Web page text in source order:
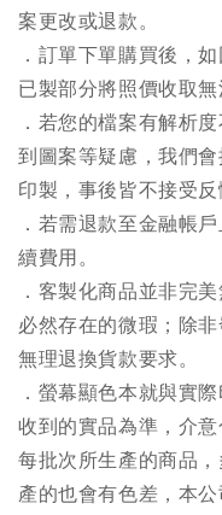
案更改或退款。
．訂單下單購買後，
已製部分將照價收取無
．若您的檔案有解析
到圖案等疑慮，我們
印製，事後皆不接受
．若需退款至金融帳
續費用。
．客製化商品並非完
必然存在的微瑕；除
無理退換貨款要求。
．螢幕顯色本就與實
收到的實品為準，介
每批次所生產的商品
產的也會有色差，本